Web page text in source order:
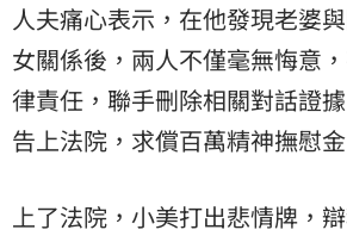
人夫痛心表示，在他發現老婆
女關係後，兩人不僅毫無悔意
律責任，聯手刪除相關對話證
告上法院，求償百萬精神撫慰金
上了法院，小美打出悲情牌，